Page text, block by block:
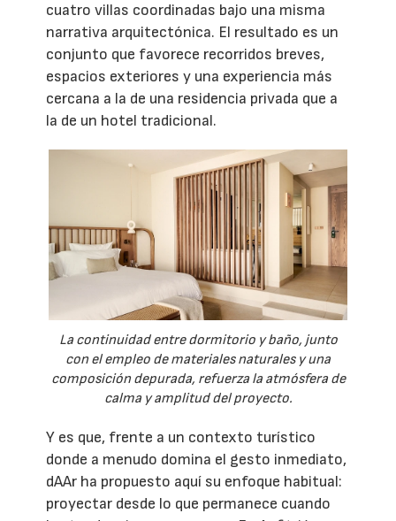
cuatro villas coordinadas bajo una misma
narrativa arquitectónica. El resultado es un
conjunto que favorece recorridos breves,
espacios exteriores y una experiencia más
cercana a la de una residencia privada que a
la de un hotel tradicional.
La continuidad entre dormitorio y baño, junto
con el empleo de materiales naturales y una
composición depurada, refuerza la atmósfera de
calma y amplitud del proyecto.
Y es que, frente a un contexto turístico
donde a menudo domina el gesto inmediato,
dAAr ha propuesto aquí su enfoque habitual:
proyectar desde lo que permanece cuando